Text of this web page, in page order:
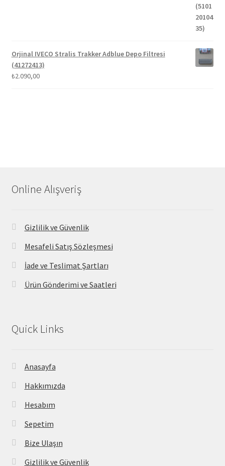
Orjinal IVECO Stralis Trakker Adblue Depo Filtresi
(41272413)
₺2.090,00
Online Alışveriş
Gizlilik ve Güvenlik
Mesafeli Satış Sözleşmesi
İade ve Teslimat Şartları
Ürün Gönderimi ve Saatleri
Quick Links
Anasayfa
Hakkımızda
Hesabım
Sepetim
Bize Ulaşın
Gizlilik ve Güvenlik